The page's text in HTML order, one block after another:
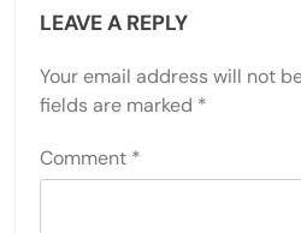
LEAVE A REPLY
Your email address will not
fields are marked *
Comment *